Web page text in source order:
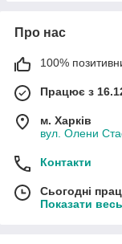
Про нас
100%
Працює з
м. Харків
вул. Олени
Контакти
Сьогодні
Показати